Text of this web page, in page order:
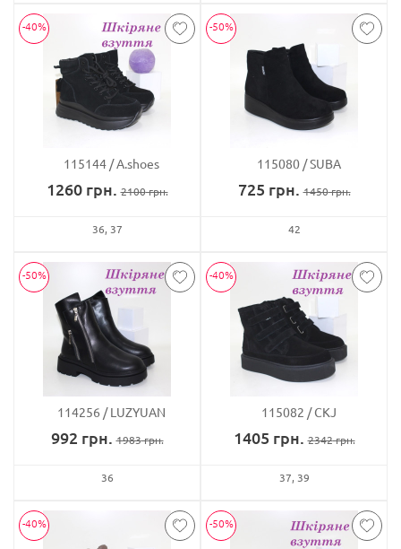
-40%
115144 A.shoes
1260грн. 2100грн.
36 37
-50%
115080 SUBA
725 грн. 1450грн.
42
-50%
114256 LUZYUAN
992 грн. 1983грн.
36
-40%
115082 CKJ
1405 грн. 2342грн.
37 39
-40% -50%